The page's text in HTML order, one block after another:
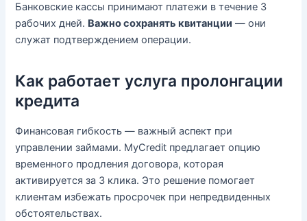
Банковские кассы принимают платежи в течение 3
рабочих дней. Важно сохранять квитанции — они
служат подтверждением операции.
Как работает услуга пролонгации
кредита
Финансовая гибкость — важный аспект при
управлении займами. MyCredit предлагает опцию
временного продления договора, которая
активируется за 3 клика. Это решение помогает
клиентам избежать просрочек при непредвиденных
обстоятельствах.